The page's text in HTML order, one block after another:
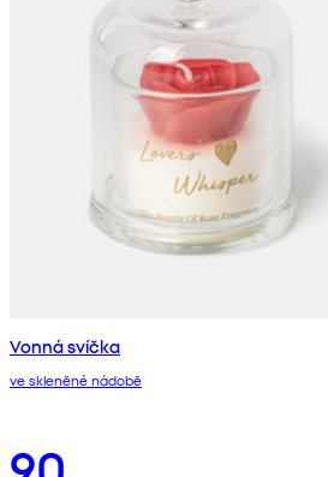
Vonná svíčka
ve skleněné nádobě